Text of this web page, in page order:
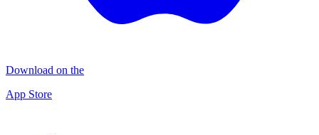
Download on the
App Store